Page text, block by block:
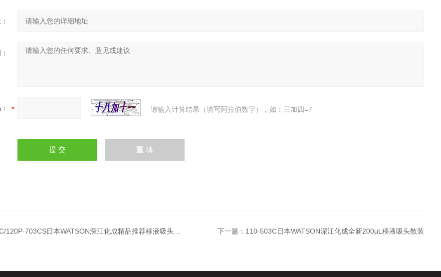
请输入计算结果（填写阿拉伯数字），如：三加四=7
120P-703CS日本WATSON深江化成精品推荐移液吸头盒装 下一篇： 110-503C日本WATSON深江化成全新200µL移液吸头散装